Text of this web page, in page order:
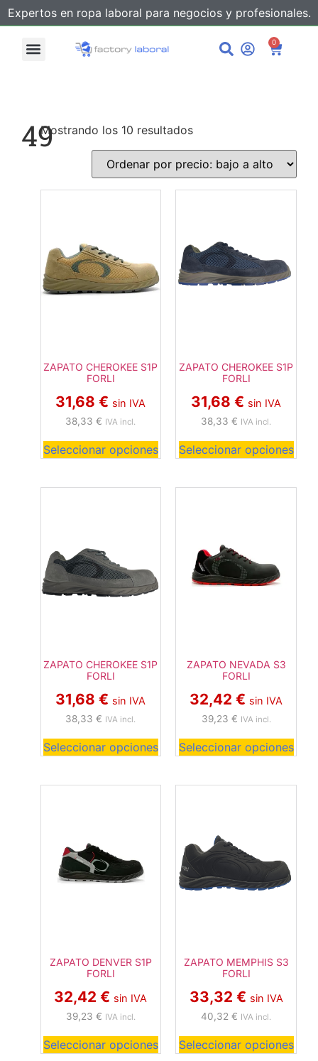
Expertos en ropa laboral para negocios y profesionales.
0
Mostrando los 10 resultados
ZAPATO CHEROKEE S1P
FORLI
31,68€ sin IVA
38,33€ IVA incl.
Seleccionar opciones
ZAPATO CHEROKEE S1P
FORLI
31,68€ sin IVA
38,33€ IVA incl.
Seleccionar opciones
ZAPATO CHEROKEE S1P
FORLI
31,68€ sin IVA
38,33€ IVA incl.
Seleccionar opciones
ZAPATO NEVADA S3
FORLI
32,42€ sin IVA
39,23 € IVA incl.
Seleccionar opciones
ZAPATO DENVER S1P
FORLI
32,42€ sin IVA
39,23 € IVA incl.
Seleccionar opciones
ZAPATO MEMPHIS S3
FORLI
33,32 € sin IVA
40,32€ IVA incl.
Seleccionar opciones
49